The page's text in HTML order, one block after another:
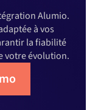
Alumio.
à vos
la fiabilité
votre évolution.